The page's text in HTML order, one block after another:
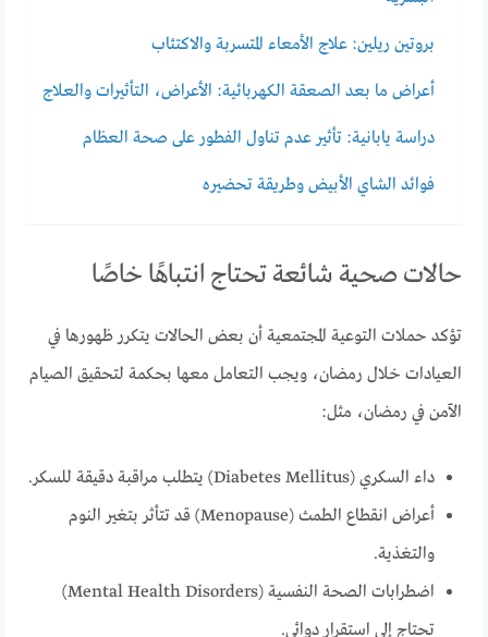
بروتين ريلين: علاج الأمعاء المتسربة والاكتئاب
أعراض ما بعد الصعقة الكهربائية: الأعراض، التأثيرات والعلاج
دراسة يابانية: تأثير عدم تناول الفطور على صحة العظام
فوائد الشاي الأبيض وطريقة تحضيره
حالات صحية شائعة تحتاج انتباهًا خاصًا
تؤكد حملات التوعية المجتمعية أن بعض الحالات يتكرر ظهورها في
العيادات خلال رمضان، ويجب التعامل معها بحكمة لتحقيق الصيام
الآمن في رمضان، مثل:
داء السكري (Diabetes Mellitus) يتطلب مراقبة دقيقة للسكر.
أعراض انقطاع الطمث (Menopause) قد تتأثر بتغير النوم
والتغذية.
اضطرابات الصحة النفسية (Mental Health Disorders)
تحتاج إلى استقرار دوائي.